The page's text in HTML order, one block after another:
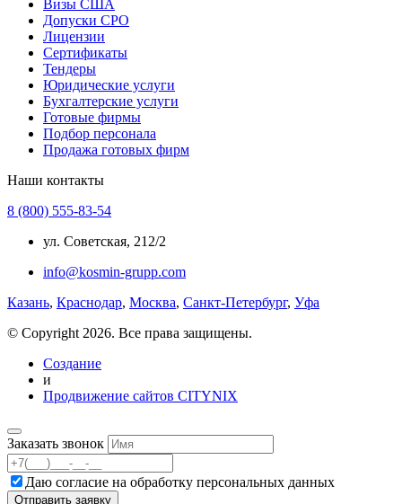
Визы США
Допуски СРО
Лицензии
Сертификаты
Тендеры
Юридические услуги
Бухгалтерские услуги
Готовые фирмы
Подбор персонала
Продажа готовых фирм
Наши контакты
8 (800) 555-83-54
ул. Советская, 212/2
info@kosmin-grupp.com
Казань, Краснодар, Москва, Санкт-Петербург, Уфа
© Copyright 2026. Все права защищены.
Создание
и
Продвижение сайтов CITYNIX
Заказать звонок
Даю согласие на обработку персональных данных